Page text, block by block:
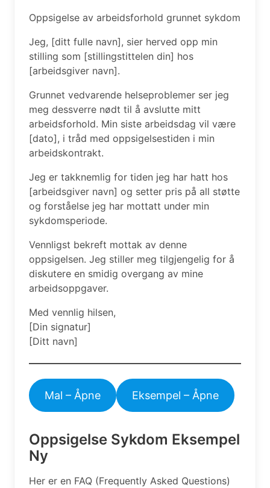
Oppsigelse av arbeidsforhold grunnet sykdom
Jeg, [ditt fulle navn], sier herved opp min
stilling som [stillingstittelen din] hos
[arbeidsgiver navn].
Grunnet vedvarende helseproblemer ser jeg
meg dessverre nødt til å avslutte mitt
arbeidsforhold. Min siste arbeidsdag vil være
[dato], i tråd med oppsigelsestiden i min
arbeidskontrakt.
Jeg er takknemlig for tiden jeg har hatt hos
[arbeidsgiver navn] og setter pris på all støtte
og forståelse jeg har mottatt under min
sykdomsperiode.
Vennligst bekreft mottak av denne
oppsigelsen. Jeg stiller meg tilgjengelig for å
diskutere en smidig overgang av mine
arbeidsoppgaver.
Med vennlig hilsen,
[Din signatur]
[Ditt navn]
Mal – Åpne Eksempel – Åpne
Oppsigelse Sykdom Eksempel
Ny
Her er en FAQ (Frequently Asked Questions)